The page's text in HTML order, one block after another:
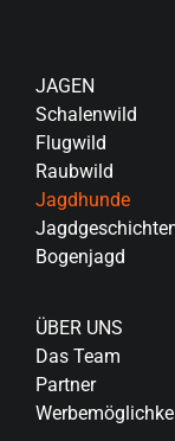
JAGEN
Schalenwild
Flugwild
Raubwild
Jagdhunde
Bogenjagd
ÜBER UNS
Das Team
Partner